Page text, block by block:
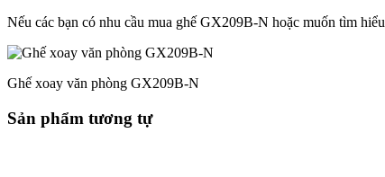
Nếu các bạn có nhu cầu mua ghế GX209B-N hoặc muốn tìm
Ghế xoay văn phòng GX209B-N
Sản phẩm tương tự